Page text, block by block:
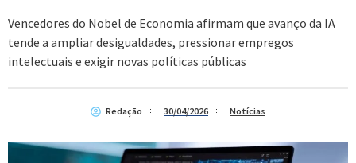
Vencedores do Nobel de Economia afirmam que avanço da IA
tende a ampliar desigualdades, pressionar empregos
intelectuais e exigir novas políticas públicas
Redação 30/04/2026 Notícias